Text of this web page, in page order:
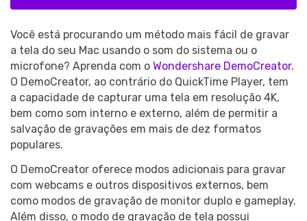
Você está procurando um método mais fácil de gravar
a tela do seu Mac usando o som do sistema ou o
microfone? Aprenda com o Wondershare DemoCreator.
O DemoCreator, ao contrário do QuickTime Player, tem
a capacidade de capturar uma tela em resolução 4K,
bem como som interno e externo, além de permitir a
salvação de gravações em mais de dez formatos
populares.
O DemoCreator oferece modos adicionais para gravar
com webcams e outros dispositivos externos, bem
como modos de gravação de monitor duplo e gameplay.
Além disso, o modo de gravação de tela possui